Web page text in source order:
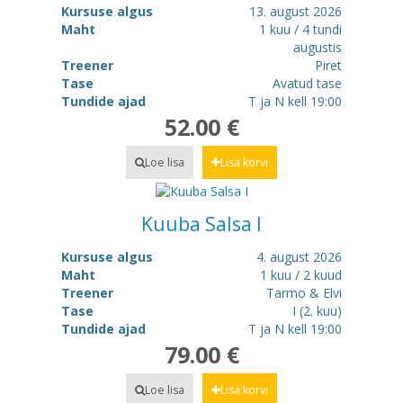
Kursuse algus
13. august 2026
Maht
1 kuu / 4 tundi
augustis
Treener
Piret
Tase
Avatud tase
Tundide ajad
T ja N kell 19:00
52.00 €
Loe lisa Lisa korvi
Kuuba Salsa I
Kursuse algus
4. august 2026
Maht
1 kuu / 2 kuud
Treener
Tarmo & Elvi
Tase
I (2. kuu)
Tundide ajad
T ja N kell 19:00
79.00 €
Loe lisa Lisa korvi